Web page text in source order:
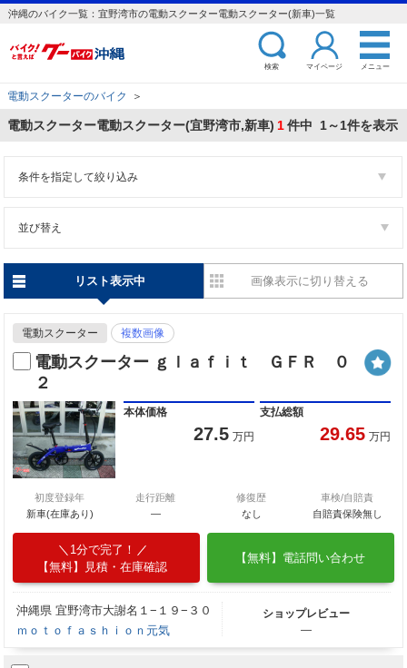
沖縄のバイク一覧：宜野湾市の電動スクーター電動スクーター(新車)一覧
検索 マイページ メニュー
電動スクーターのバイク ＞
電動スクーター電動スクーター(宜野湾市,新車) 1件中 1～1件を表示
条件を指定して絞り込み
並び替え
リスト表示中 画像表示に切り替える
電動スクーター 複数画像
電動スクーター ｇｌａｆｉｔ ＧＦＲ ０
２
本体価格
27.5 万円
支払総額
29.65 万円
初度登録年
新車(在庫あり)
走行距離
―
修復歴
なし
車検/自賠責
自賠責保険無し
1分で完了！
【無料】見積・在庫確認
【無料】電話問い合わせ
沖縄県 宜野湾市大謝名１−１９−３０
ｍｏｔｏｆａｓｈｉｏｎ元気
ショップレビュー
―